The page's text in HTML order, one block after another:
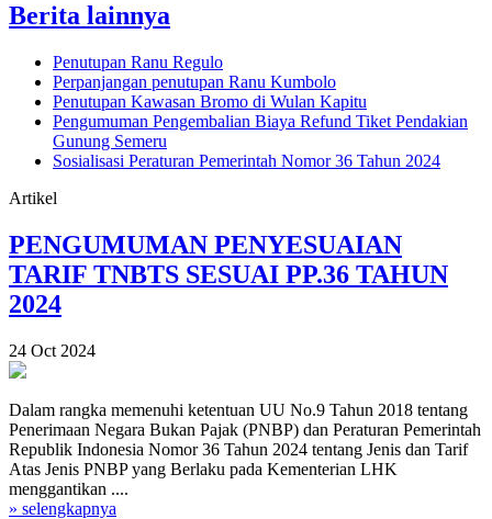
Berita lainnya
Penutupan Ranu Regulo
Perpanjangan penutupan Ranu Kumbolo
Penutupan Kawasan Bromo di Wulan Kapitu
Pengumuman Pengembalian Biaya Refund Tiket Pendakian
Gunung Semeru
Sosialisasi Peraturan Pemerintah Nomor 36 Tahun 2024
Artikel
PENGUMUMAN PENYESUAIAN
TARIF TNBTS SESUAI PP.36 TAHUN
2024
24 Oct 2024
Dalam rangka memenuhi ketentuan UU No.9 Tahun 2018 tentang
Penerimaan Negara Bukan Pajak (PNBP) dan Peraturan Pemerintah
Republik Indonesia Nomor 36 Tahun 2024 tentang Jenis dan Tarif
Atas Jenis PNBP yang Berlaku pada Kementerian LHK
menggantikan ....
» selengkapnya